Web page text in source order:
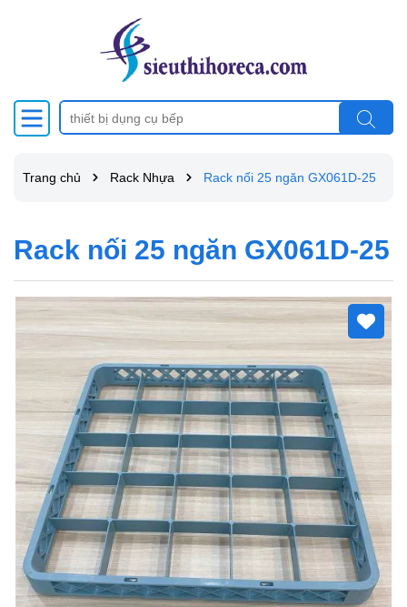
Trang chủ Rack Nhựa Rack nối 25 ngăn GX061D-25
Rack nối 25 ngăn GX061D-25